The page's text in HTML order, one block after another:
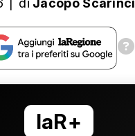
di Jacopo Scarinci
laR+